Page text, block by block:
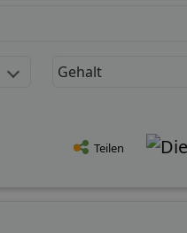
Gehalt
Teilen